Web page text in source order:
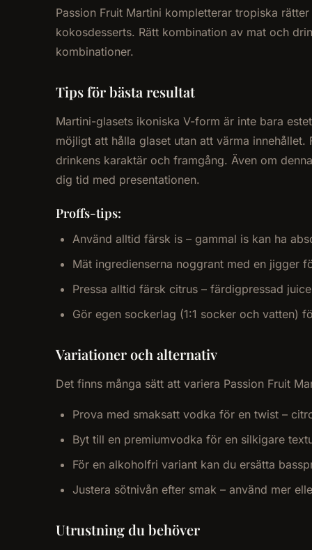
Passion Fruit Martini kompletterar tropiska
kokosdesserts. Rätt kombination av mat och
kombinationer.
Tips för bästa resultat
Martini-glasets ikoniska V-form är inte bara
möjligt att hålla glaset utan att värma
drinkens karaktär och framgång. Även om
dig tid med presentationen.
Proffs-tips:
Använd alltid färsk is – gammal is kan ha
Mät ingredienserna noggrant med en jigger
Pressa alltid färsk citrus – färdigpressad
Gör egen sockerlag (1:1 socker och vatten)
Variationer och alternativ
Det finns många sätt att variera Passion Fruit
Prova med smaksatt vodka för en twist –
Byt till en premiumvodka för en silkigare
För en alkoholfri variant kan du ersätta
Justera sötnivån efter smak – använd mer
Utrustning du behöver